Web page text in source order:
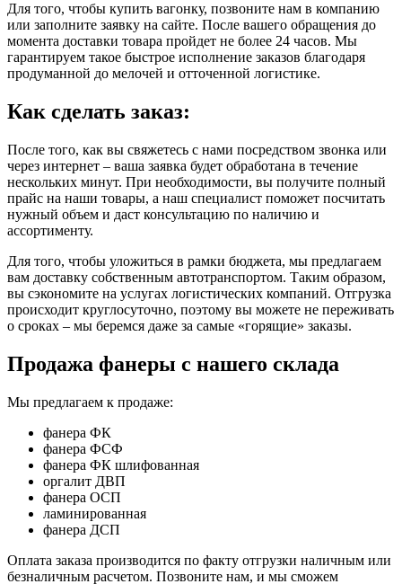
Для того, чтобы купить вагонку, позвоните нам в компанию
или заполните заявку на сайте. После вашего обращения до
момента доставки товара пройдет не более 24 часов. Мы
гарантируем такое быстрое исполнение заказов благодаря
продуманной до мелочей и отточенной логистике.
Как сделать заказ:
После того, как вы свяжетесь с нами посредством звонка или
через интернет – ваша заявка будет обработана в течение
нескольких минут. При необходимости, вы получите полный
прайс на наши товары, а наш специалист поможет посчитать
нужный объем и даст консультацию по наличию и
ассортименту.
Для того, чтобы уложиться в рамки бюджета, мы предлагаем
вам доставку собственным автотранспортом. Таким образом,
вы сэкономите на услугах логистических компаний. Отгрузка
происходит круглосуточно, поэтому вы можете не переживать
о сроках – мы беремся даже за самые «горящие» заказы.
Продажа фанеры с нашего склада
Мы предлагаем к продаже:
фанера ФК
фанера ФСФ
фанера ФК шлифованная
оргалит ДВП
фанера ОСП
ламинированная
фанера ДСП
Оплата заказа производится по факту отгрузки наличным или
безналичным расчетом. Позвоните нам, и мы сможем